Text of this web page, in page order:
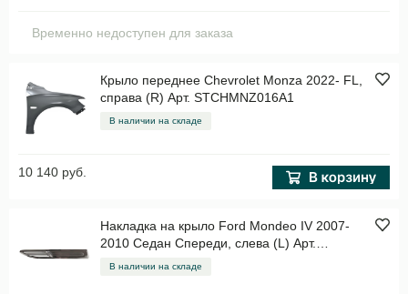
Временно недоступен для заказа
Крыло переднее Chevrolet Monza 2022- FL,
справа (R) Арт. STCHMNZ016A1
В наличии на складе
10 140 руб.
Накладка на крыло Ford Mondeo IV 2007-
2010 Седан Спереди, слева (L) Арт.
STFD30016G2
В наличии на складе